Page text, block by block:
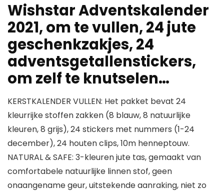
Wishstar Adventskalender
2021, om te vullen, 24 jute
geschenkzakjes, 24
adventsgetallenstickers,
om zelf te knutselen…
KERSTKALENDER VULLEN: Het pakket bevat 24
kleurrijke stoffen zakken (8 blauw, 8 natuurlijke
kleuren, 8 grijs), 24 stickers met nummers (1-24
december), 24 houten clips, 10m henneptouw.
NATURAL & SAFE: 3-kleuren jute tas, gemaakt van
comfortabele natuurlijke linnen stof, geen
onaangename geur, uitstekende aanraking, niet zo